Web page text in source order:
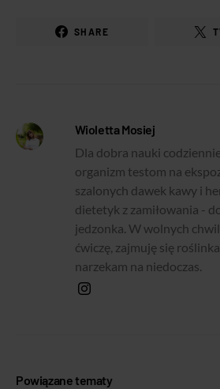
SHARE
Wioletta Mosiej
Dla dobra nauki
organizm testom na
szalonych dawek kawy i
dietetyk z zamiłowania -
jedzonka. W wolnych
ćwiczę, zajmuję się
narzekam na niedoczas.
Powiązane tematy